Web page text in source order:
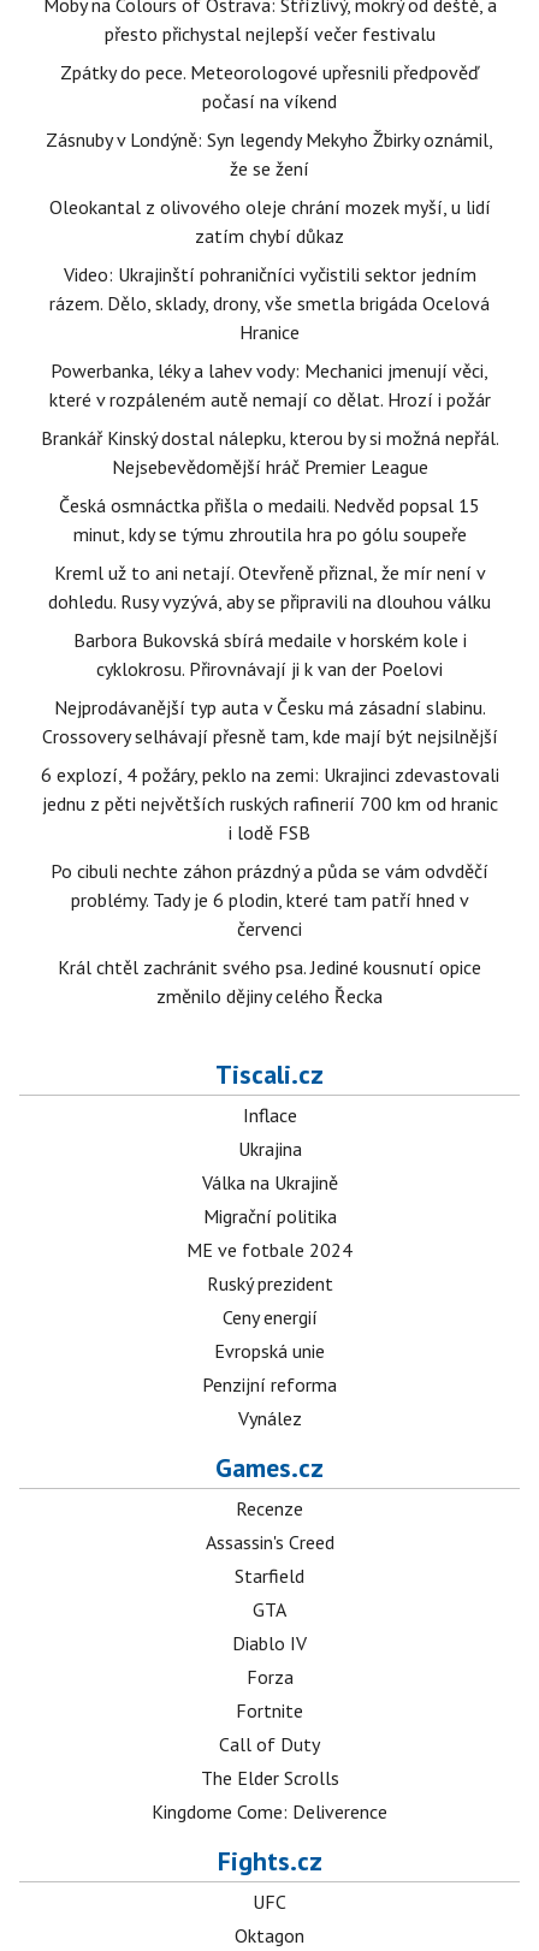
Moby na Colours of Ostrava: Střízlivý, mokrý od deště, a
přesto přichystal nejlepší večer festivalu
Zpátky do pece. Meteorologové upřesnili předpověď
počasí na víkend
Zásnuby v Londýně: Syn legendy Mekyho Žbirky oznámil,
že se žení
Oleokantal z olivového oleje chrání mozek myší, u lidí
zatím chybí důkaz
Video: Ukrajinští pohraničníci vyčistili sektor jedním
rázem. Dělo, sklady, drony, vše smetla brigáda Ocelová
Hranice
Powerbanka, léky a lahev vody: Mechanici jmenují věci,
které v rozpáleném autě nemají co dělat. Hrozí i požár
Brankář Kinský dostal nálepku, kterou by si možná nepřál.
Nejsebevědomější hráč Premier League
Česká osmnáctka přišla o medaili. Nedvěd popsal 15
minut, kdy se týmu zhroutila hra po gólu soupeře
Kreml už to ani netají. Otevřeně přiznal, že mír není v
dohledu. Rusy vyzývá, aby se připravili na dlouhou válku
Barbora Bukovská sbírá medaile v horském kole i
cyklokrosu. Přirovnávají ji k van der Poelovi
Nejprodávanější typ auta v Česku má zásadní slabinu.
Crossovery selhávají přesně tam, kde mají být nejsilnější
6 explozí, 4 požáry, peklo na zemi: Ukrajinci zdevastovali
jednu z pěti největších ruských rafinerií 700 km od hranic
i lodě FSB
Po cibuli nechte záhon prázdný a půda se vám odvděčí
problémy. Tady je 6 plodin, které tam patří hned v
červenci
Král chtěl zachránit svého psa. Jediné kousnutí opice
změnilo dějiny celého Řecka
Tiscali.cz
Inflace
Ukrajina
Válka na Ukrajině
Migrační politika
ME ve fotbale 2024
Ruský prezident
Ceny energií
Evropská unie
Penzijní reforma
Vynález
Games.cz
Recenze
Assassin's Creed
Starfield
GTA
Diablo IV
Forza
Fortnite
Call of Duty
The Elder Scrolls
Kingdome Come: Deliverence
Fights.cz
UFC
Oktagon